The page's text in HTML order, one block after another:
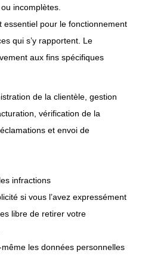
incomplètes.
essentiel pour le fonctionnement
qui s’y rapportent. Le
aux fins spécifiques
de la clientèle, gestion
vérification de la
et envoi de
infractions
si vous l’avez expressément
libre de retirer votre
les données personnelles